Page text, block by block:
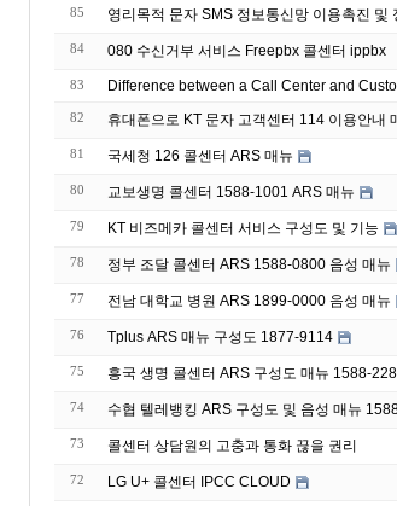
85 영리목적 문자 SMS 정보통신
84 080 수신거부 서비스 Freepbx 콜센터 ippbx
83 Difference between a Call Center and
82 휴대폰으로 KT 문자 고객센터 114 이용안내
81 국세청 126 콜센터 ARS 매뉴
80 교보생명 콜센터 1588-1001 ARS 매뉴
79 KT 비즈메카 콜센터 서비스 구성도 및 기능
78 정부 조달 콜센터 ARS 1588-0800 음성 매뉴
77 전남 대학교 병원 ARS 1899-0000 음성 매뉴
76 Tplus ARS 매뉴 구성도 1877-9114
75 흥국 생명 콜센터 ARS 구성도 매뉴 1588-
74 수협 텔레뱅킹 ARS 구성도 및 음성 매뉴
73 콜센터 상담원의 고충과 통화 끊을 권리
72 LG U+ 콜센터 IPCC CLOUD